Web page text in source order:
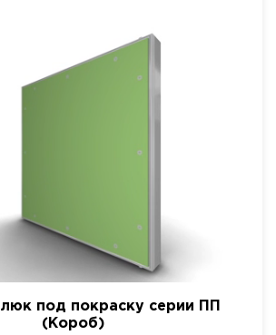
под покраску серии ПП
(Короб)